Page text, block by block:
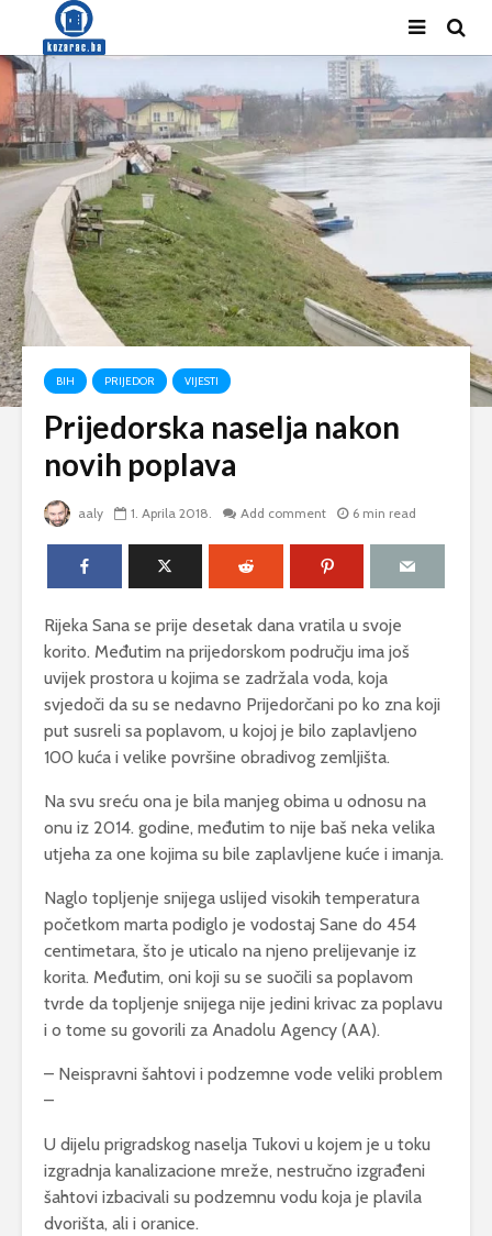
BIH PRIJEDOR VIJESTI
Prijedorska naselja nakon
novih poplava
aaly 1. Aprila 2018. Add comment 6 min read
Rijeka Sana se prije desetak dana vratila u svoje
korito. Međutim na prijedorskom području ima još
uvijek prostora u kojima se zadržala voda, koja
svjedoči da su se nedavno Prijedorčani po ko zna koji
put susreli sa poplavom, u kojoj je bilo zaplavljeno
100 kuća i velike površine obradivog zemljišta.
Na svu sreću ona je bila manjeg obima u odnosu na
onu iz 2014. godine, međutim to nije baš neka velika
utjeha za one kojima su bile zaplavljene kuće i imanja.
Naglo topljenje snijega uslijed visokih temperatura
početkom marta podiglo je vodostaj Sane do 454
centimetara, što je uticalo na njeno prelijevanje iz
korita. Međutim, oni koji su se suočili sa poplavom
tvrde da topljenje snijega nije jedini krivac za poplavu
i o tome su govorili za Anadolu Agency (AA).
– Neispravni šahtovi i podzemne vode veliki problem
–
U dijelu prigradskog naselja Tukovi u kojem je u toku
izgradnja kanalizacione mreže, nestručno izgrađeni
šahtovi izbacivali su podzemnu vodu koja je plavila
dvorišta, ali i oranice.